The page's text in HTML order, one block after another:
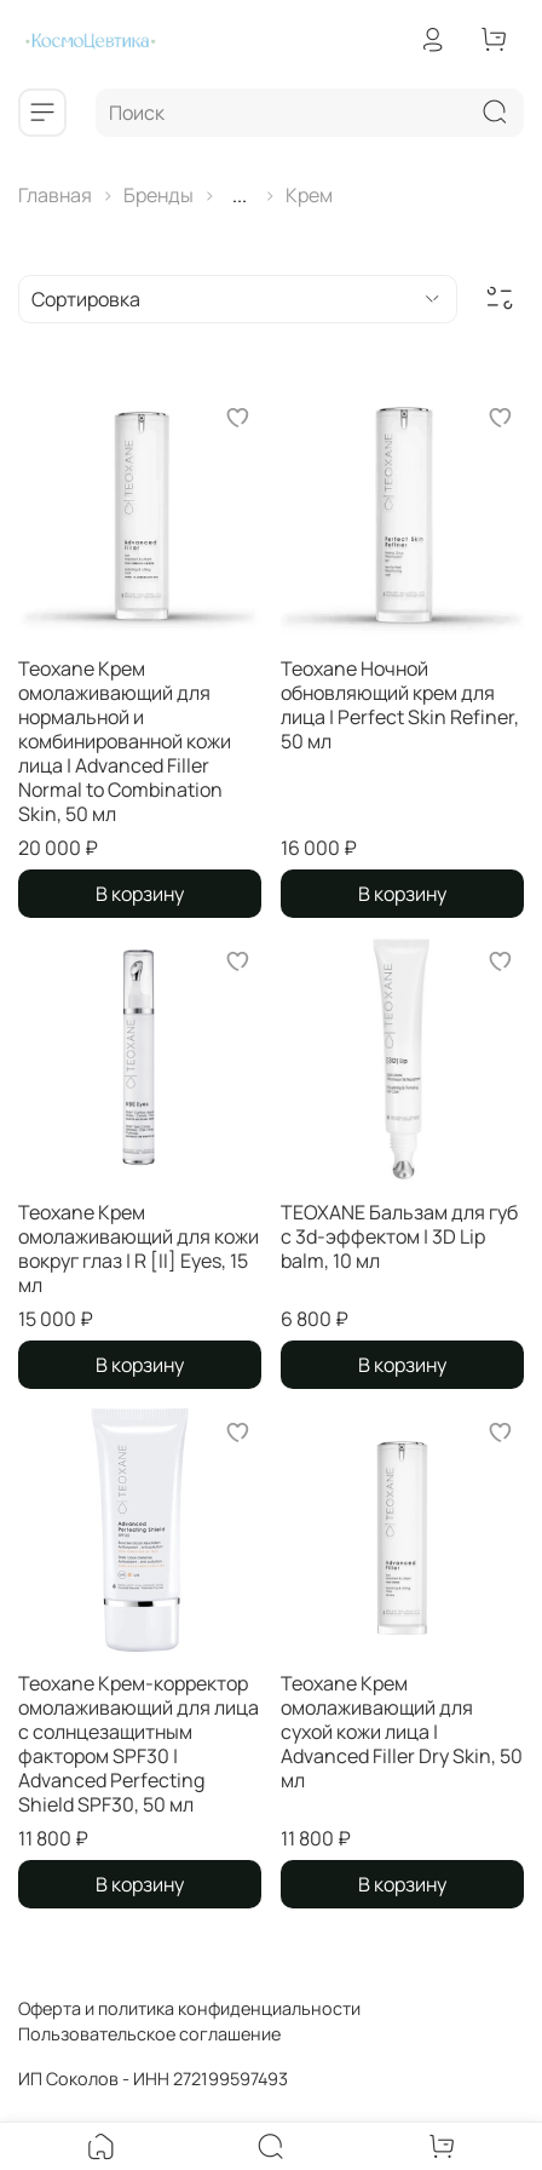
Главная Бренды ... Крем
Teoxane Крем
омолаживающий для
нормальной и
комбинированной кожи
лица | Advanced Filler
Normal to Combination
Skin, 50 мл
20 000 ₽
В корзину
Teoxane Ночной
обновляющий крем для
лица | Perfect Skin Refiner,
50 мл
16 000 ₽
В корзину
Teoxane Крем
омолаживающий для кожи
вокруг глаз | R [II] Eyes, 15
мл
15 000 ₽
В корзину
TEOXANE Бальзам для губ
с 3d-эффектом | 3D Lip
balm, 10 мл
6 800 ₽
В корзину
Teoxane Крем-корректор
омолаживающий для лица
с солнцезащитным
фактором SPF30 |
Advanced Perfecting
Shield SPF30, 50 мл
11 800 ₽
В корзину
Teoxane Крем
омолаживающий для
сухой кожи лица |
Advanced Filler Dry Skin, 50
мл
11 800 ₽
В корзину
Оферта и политика конфиденциальности
Пользовательское соглашение
ИП Соколов - ИНН 272199597493